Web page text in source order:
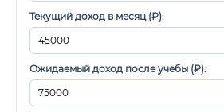
Текущий доход в месяц (₽):
Ожидаемый доход после учебы (₽):